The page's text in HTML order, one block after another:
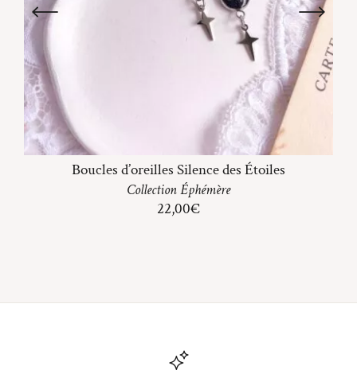
Boucles d’oreilles Silence des Étoiles
CollectionÉphémère
22,00€